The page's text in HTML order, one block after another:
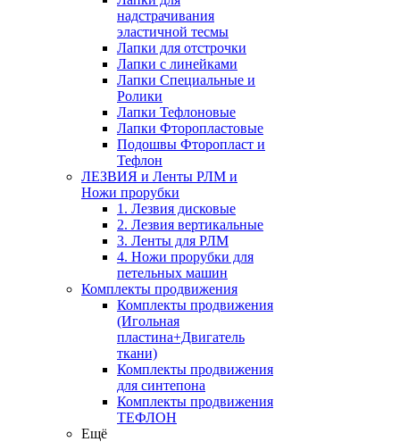
надстрачивания
эластичной тесмы
Лапки для отстрочки
Лапки с линейками
Лапки Специальные и
Ролики
Лапки Тефлоновые
Лапки Фторопластовые
Подошвы Фторопласт и
Тефлон
ЛЕЗВИЯ и Ленты РЛМ и
Ножи прорубки
1. Лезвия дисковые
2. Лезвия вертикальные
3. Ленты для РЛМ
4. Ножи прорубки для
петельных машин
Комплекты продвижения
Комплекты продвижения
(Игольная
пластина+Двигатель
ткани)
Комплекты продвижения
для синтепона
Комплекты продвижения
ТЕФЛОН
Ещё